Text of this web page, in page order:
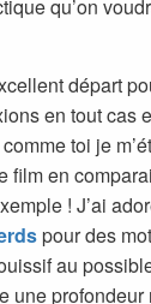
qu’on
départ
en tout cas
toi je
film en
! J’ai
pour des
au
une